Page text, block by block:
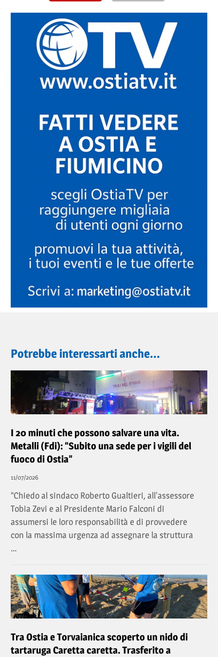
Potrebbe interessarti anche...
I 20 minuti che possono salvare una vita.
Metalli (Fdi): “Subito una sede per i vigili del
fuoco di Ostia”
11/07/2026
“Chiedo al sindaco Roberto Gualtieri, all'assessore
Tobia Zevi e al Presidente Mario Falconi di
assumersi le loro responsabilità e di provvedere
con la massima urgenza ad assegnare la struttura
...
Tra Ostia e Torvaianica scoperto un nido di
tartaruga Caretta caretta. Trasferito a